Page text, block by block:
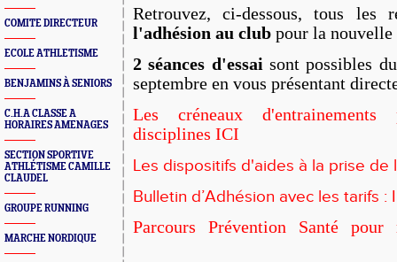
COMITE DIRECTEUR
ECOLE ATHLETISME
BENJAMINS À SENIORS
C.H.A CLASSE A
HORAIRES AMENAGES
SECTION SPORTIVE
ATHLÉTISME CAMILLE
CLAUDEL
GROUPE RUNNING
MARCHE NORDIQUE
Retrouvez, ci-dessous, tous les
l'adhésion au club pour la nouvelle
2 séances d'essai sont possibles
septembre en vous présentant
Les créneaux
disciplines ICI
Les dispositifs d'aides à la prise de
Bulletin d’Adhésion avec les tarifs :
Parcours Prévention Santé pour